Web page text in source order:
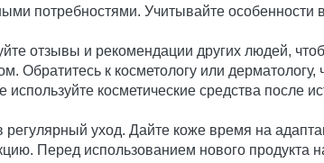
потребностями. Учитывайте особенности
отзывы и рекомендации других людей,
Обратитесь к косметологу или
косметические средства после
уход. Дайте коже время на
Перед использованием нового продукта